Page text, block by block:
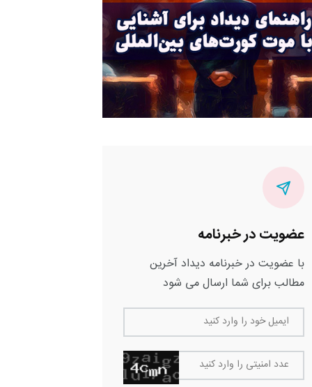
عضویت در خبرنامه
با عضویت در خبرنامه دیداد آخرین
مطالب برای شما ارسال می شود
ایمیل خود را وارد کنید
عدد امنیتی را وارد کنید